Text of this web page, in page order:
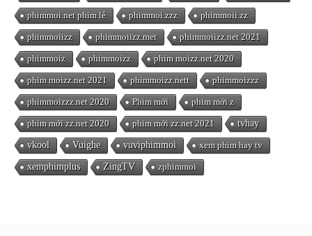
phimmoi.net phim lẻ phimmoi.zzz phimmoii.zz
phimmoiizz phimmoiizz.met phimmoiizz.net 2021
phimmoiz phimmoizz phim moizz.net 2020
phim moizz.net 2021 phimmoizz.nett phimmoizzz
phimmoizzz.net 2020 Phim mới phim mới z
phim mới zz.net 2020 phim mới zz.net 2021 tvhay
vkool Vuighe vuviphimmoi xem phim hay tv
xemphimplus ZingTV zphimmoi